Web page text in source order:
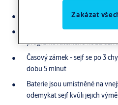
Otvíraní PIN kódem, master
LCD displej se snadným
programovatelného kódu
Časový zámek - sejf se po 3
dobu 5 minut
Baterie jsou umístněné na
odemykat sejf kvůli jejich
Zakázat